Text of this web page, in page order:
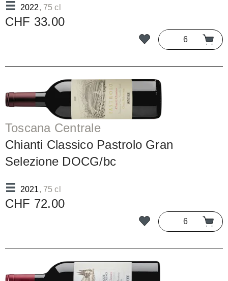
2022, 75 cl
CHF 33.00
Toscana Centrale
Chianti Classico Pastrolo Gran
Selezione DOCG/bc
2021, 75 cl
CHF 72.00